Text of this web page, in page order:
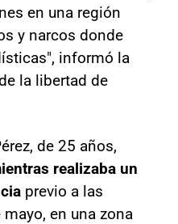
en una región
y narcos donde
informó la
la libertad de
de 25 años,
realizaba un
previo a las
en una zona